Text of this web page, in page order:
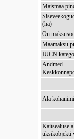
Maismaa
(ha)
On
Maamaksu
IUCN
Andmed
Ala kohanimi
Kaitsealuse
üksikobjekti